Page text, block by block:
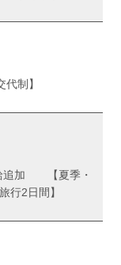
制】
追加 【夏季・
2日間】